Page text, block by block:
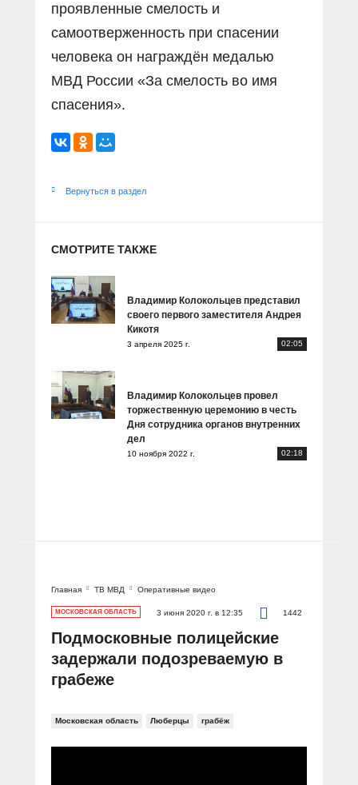
проявленные смелость и
самоотверженность при спасении
человека он награждён медалью
МВД России «За смелость во имя
спасения».
Вернуться в раздел
СМОТРИТЕ ТАКЖЕ
Владимир Колокольцев представил
своего первого заместителя Андрея
Кикотя
3 апреля 2025 г. 02:05
Владимир Колокольцев провел
торжественную церемонию в честь
Дня сотрудника органов внутренних
дел
10 ноября 2022 г. 02:18
Главная ТВ МВД Оперативные видео
МОСКОВСКАЯ ОБЛАСТЬ 3 июня 2020 г. в 12:35 1442
Подмосковные полицейские
задержали подозреваемую в
грабеже
Московская область Люберцы грабёж